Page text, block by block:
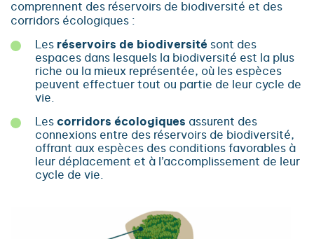
comprennent des réservoirs de biodiversité et des
corridors écologiques :
Les réservoirs de biodiversité sont des
espaces dans lesquels la biodiversité est la plus
riche ou la mieux représentée, où les espèces
peuvent effectuer tout ou partie de leur cycle de
vie.
Les corridors écologiques assurent des
connexions entre des réservoirs de biodiversité,
offrant aux espèces des conditions favorables à
leur déplacement et à l’accomplissement de leur
cycle de vie.